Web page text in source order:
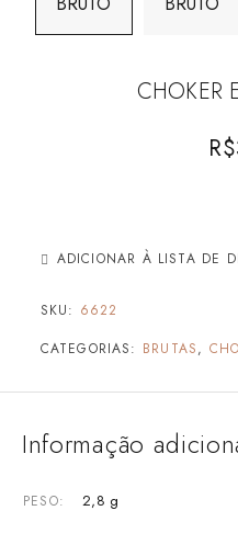
CHOKER
R$
ADICIONAR À LISTA DE
SKU: 6622
CATEGORIAS: BRUTAS,
Informação
PESO 2,8 g